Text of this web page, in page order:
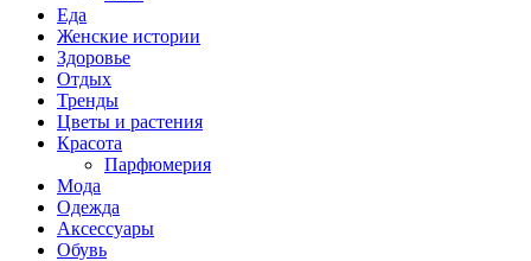
Еда
Женские истории
Здоровье
Отдых
Тренды
Цветы и растения
Красота
Парфюмерия
Мода
Одежда
Аксессуары
Обувь